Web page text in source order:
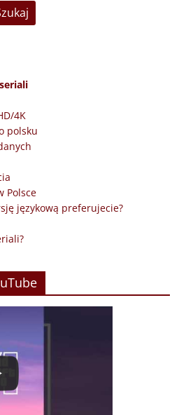
4K
polsku
Polsce
językową preferujecie?